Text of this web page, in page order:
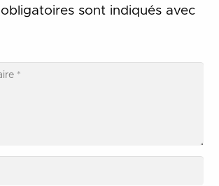
sont indiqués avec